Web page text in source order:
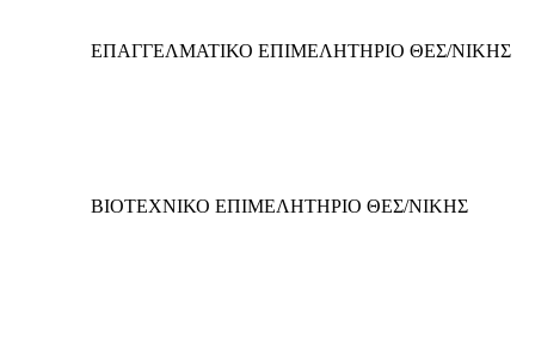
ΕΠΑΓΓΕΛΜΑΤΙΚΟ ΕΠΙΜΕΛΗΤΗΡΙΟ ΘΕΣ/ΝΙΚΗΣ
ΒΙΟΤΕΧΝΙΚΟ ΕΠΙΜΕΛΗΤΗΡΙΟ ΘΕΣ/ΝΙΚΗΣ